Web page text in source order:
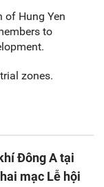
of Hung Yen
to
zones.
Đông A tại
mạc Lễ hội